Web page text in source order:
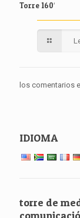
Torre 160′
los comentarios
IDIOMA
torre de